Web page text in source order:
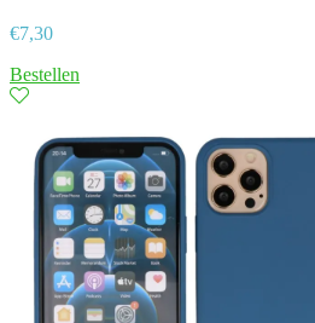
€7,30
Bestellen